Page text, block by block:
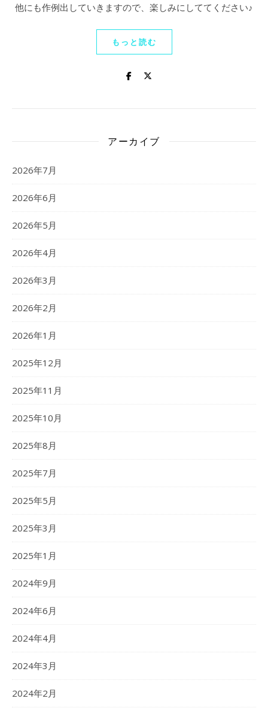
他にも作例出していきますので、楽しみにしててください♪
もっと読む
アーカイブ
2026年7月
2026年6月
2026年5月
2026年4月
2026年3月
2026年2月
2026年1月
2025年12月
2025年11月
2025年10月
2025年8月
2025年7月
2025年5月
2025年3月
2025年1月
2024年9月
2024年6月
2024年4月
2024年3月
2024年2月